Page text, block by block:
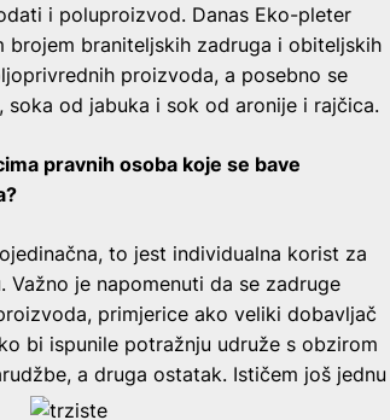
i poluproizvod. Danas Eko-pleter
brojem braniteljskih zadruga i obiteljskih
proizvoda, a posebno se
od jabuka i sok od aronije i rajčica.
pravnih osoba koje se bave
to jest individualna korist za
je napomenuti da se zadruge
primjerice ako veliki dobavljač
bi ispunile potražnju udruže s obzirom
a druga ostatak. Ističem još jednu